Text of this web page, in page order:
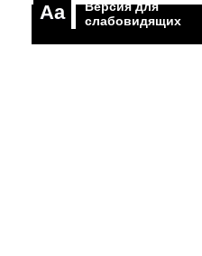
Aa
Версия для
слабовидящих